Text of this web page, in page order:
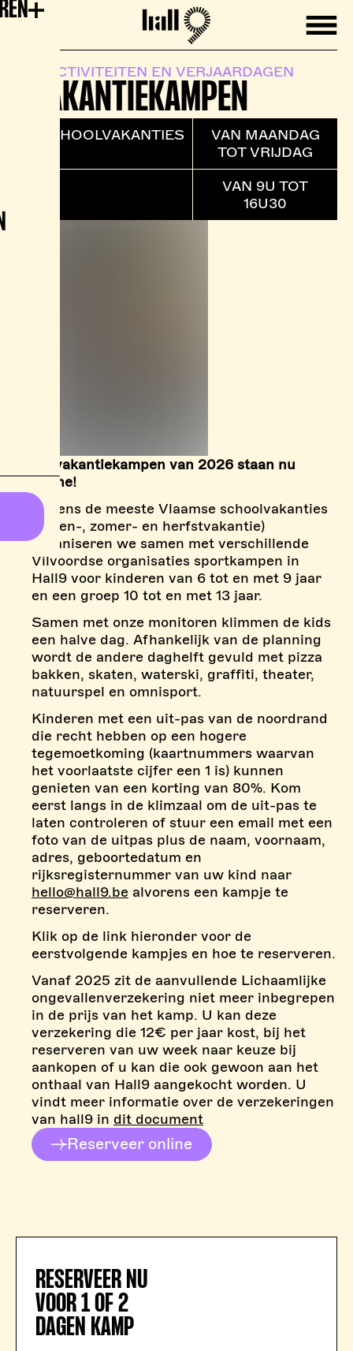
Mobile
Hall9
ACTIVITEITEN EN VERJAARDAGEN
VAKANTIEKAMPEN
SCHOOLVAKANTIES
VAN MAANDAG
TOT VRIJDAG
VAN 9U TOT
16U30
De vakantiekampen van 2026 staan nu
online!
Tijdens de meeste Vlaamse schoolvakanties
(pasen-, zomer- en herfstvakantie)
organiseren we samen met verschillende
Vilvoordse organisaties sportkampen in
Hall9 voor kinderen van 6 tot en met 9 jaar
en een groep 10 tot en met 13 jaar.
Samen met onze monitoren klimmen de kids
een halve dag. Afhankelijk van de planning
wordt de andere daghelft gevuld met pizza
bakken, skaten, waterski, graffiti, theater,
natuurspel en omnisport.
Kinderen met een uit-pas van de noordrand
die recht hebben op een hogere
tegemoetkoming (kaartnummers waarvan
het voorlaatste cijfer een 1 is) kunnen
genieten van een korting van 80%. Kom
eerst langs in de klimzaal om de uit-pas te
laten controleren of stuur een email met een
foto van de uitpas plus de naam, voornaam,
adres, geboortedatum en
rijksregisternummer van uw kind naar
hello@hall9.be alvorens een kampje te
reserveren.
Klik op de link hieronder voor de
eerstvolgende kampjes en hoe te reserveren.
Vanaf 2025 zit de aanvullende Lichaamlijke
ongevallenverzekering niet meer inbegrepen
in de prijs van het kamp. U kan deze
verzekering die 12€ per jaar kost, bij het
reserveren van uw week naar keuze bij
aankopen of u kan die ook gewoon aan het
onthaal van Hall9 aangekocht worden. U
vindt meer informatie over de verzekeringen
van hall9 in dit document
Reserveer online
RESERVEER NU
VOOR 1 OF 2
DAGEN KAMP